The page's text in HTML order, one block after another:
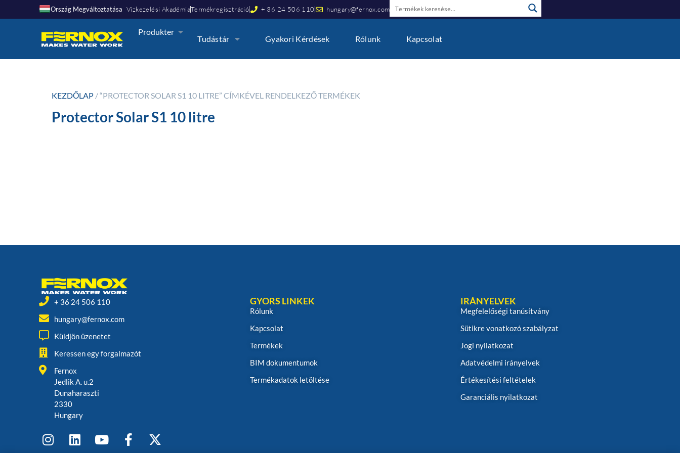
Ország Megváltoztatása Vízkezelési AkadémiaTermékregisztráció + 36 24 506 110 hungary@fernox.com
Produkter
Tudástár Gyakori Kérdések Rólunk Kapcsolat
KEZDŐLAP / “PROTECTOR SOLAR S1 10 LITRE” CÍMKÉVEL RENDELKEZŐ TERMÉKEK
Protector Solar S1 10 litre
+ 36 24 506 110
hungary@fernox.com
Küldjön üzenetet
Keressen egy forgalmazót
Fernox
Jedlik A. u.2
Dunaharaszti
2330
Hungary
GYORS LINKEK
Rólunk
Kapcsolat
Termékek
BIM dokumentumok
Termékadatok letöltése
IRÁNYELVEK
Megfelelőségi tanúsítvány
Sütikre vonatkozó szabályzat
Jogi nyilatkozat
Adatvédelmi irányelvek
Értékesítési feltételek
Garanciális nyilatkozat